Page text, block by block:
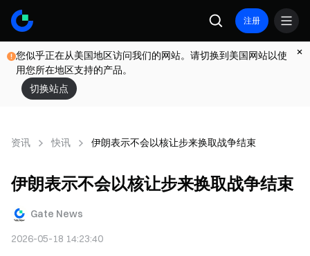
注册
您似乎正在从美国地区访问我们的网站。请切换到美国网站以使
用您所在地区支持的产品。
切换站点
资讯 快讯 伊朗表示不会以核让步来换取战争结束
伊朗表示不会以核让步来换取战争结束
Gate News
2026-05-18 14:23:40